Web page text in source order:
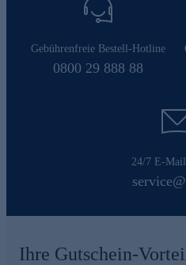
Gebührenfreie Bestell-Hotline
0800 29 888 88
24/7 E-
Ihre Gutschein-